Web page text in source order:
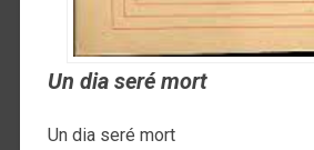
Un dia seré mort
Un dia seré mort